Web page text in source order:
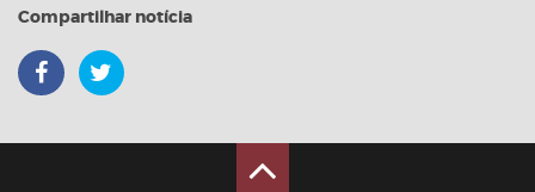
Compartilhar notícia